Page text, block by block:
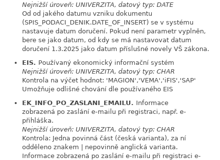
Nejnižší úroveň: UNIVERZITA, datový typ: DATE
Od od jakého datumu vzniku dokumentu
(SPIS_PODACI_DENIK.DATE_OF_INSERT) se v systému
nastavuje datum doručení. Pokud není parametr vyplněn,
bere se jako datum, od kdy se má nastavovat datum
doručení 1.3.2025 jako datum příslušné novely VŠ zákona.
EIS. Používaný ekonomický informační systém
Nejnižší úroveň: UNIVERZITA, datový typ: CHAR
Kontrola na výčet hodnot: 'MAGION','VEMA','iFIS','SAP'
Umožňuje odlišné chování dle používaného EIS
EK_INFO_PO_ZASLANI_EMAILU. Informace
zobrazená po zaslání e-mailu při registraci, např. e-
přihláška.
Nejnižší úroveň: UNIVERZITA, datový typ: CHAR
Kontrola: Jedna povinná část (česká varianta), za ní
odděleno znakem | nepovinně anglická varianta.
Informace zobrazená po zaslání e-mailu při registraci e-